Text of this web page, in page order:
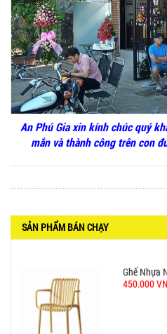
An Phú Gia xin kính chúc quý
mắn và thành công trên con
SẢN PHẨM BÁN CHẠY
BÀN CAFE
650.000
SỐ: X001
Ghế Nhựa
450.000